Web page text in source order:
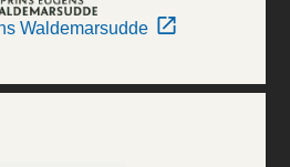
Waldemarsudde